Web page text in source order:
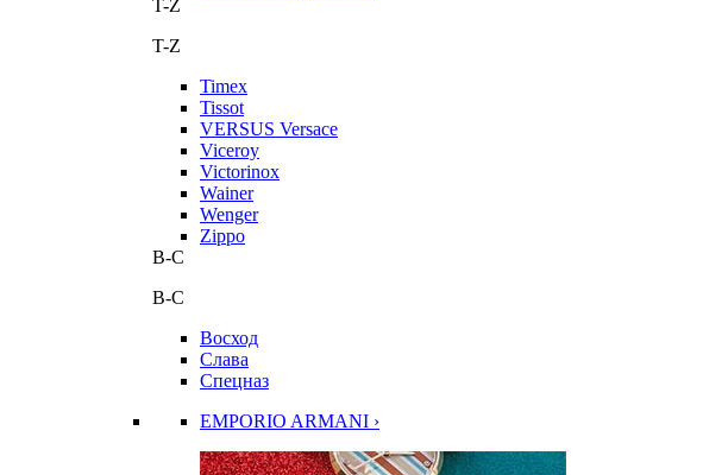
T-Z
T-Z
Timex
Tissot
VERSUS Versace
Viceroy
Victorinox
Wainer
Wenger
Zippo
В-С
В-С
Восход
Слава
Спецназ
EMPORIO ARMANI ›